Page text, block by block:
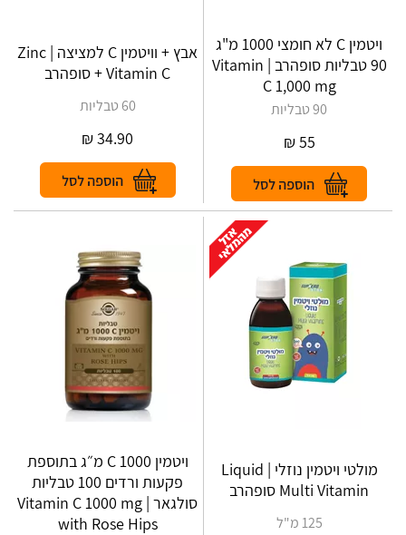
ויטמין C לא חומצי 1000 מ"ג
90 טבליות סופהרב | Vitamin
C 1,000 mg
90 טבליות
55
₪
אבץ + וויטמין C למציצה | Zinc
+ Vitamin C סופהרב
60 טבליות
34.90
₪
מולטי ויטמין נוזלי | Liquid
Multi Vitamin סופהרב
125 מ"ל
ויטמין C 1000 מ״ג בתוספת
פקעות ורדים 100 טבליות
סולגאר | Vitamin C 1000 mg
with Rose Hips